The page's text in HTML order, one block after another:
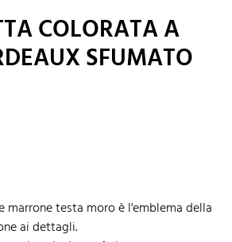
COLORATA A
SFUMATO
testa moro è l'emblema della
ai dettagli.